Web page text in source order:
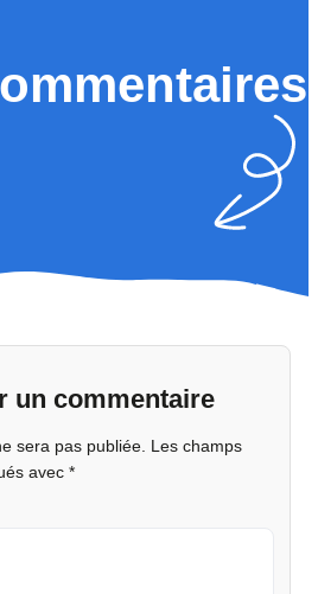
un commentaire
sera pas publiée. Les champs
avec *